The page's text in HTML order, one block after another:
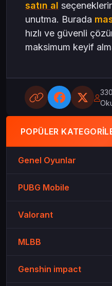
satın al
unutma. Burada
hızlı ve güvenli
maksimum keyif
330
POPÜLER
Genel Oyunlar
PUBG Mobile
Valorant
MLBB
Genshin impact